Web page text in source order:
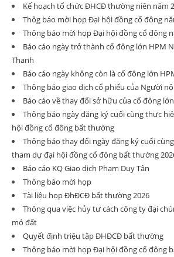
Kế hoạch tổ chức ĐHCĐ thường niên năm
Thôg báo mời họp Đại hội đồng cổ đông
Thông báo mời họp Đại hội đồng cổ đông
Báo cáo ngày trở thành cổ đông lớn HPM
Thanh
Báo cáo ngày không còn là cổ đông lớn
Thông báo giao dịch cổ phiếu của Người
Báo cáo về thay đổi sở hữu của cổ đông
Thông báo ngày đăng ký cuối cùng thực
hội đồng cổ đông bất thường
Thông báo thay đổi ngày đăng ký cuối
tham dự đại hội đồng cổ đông bất thường
Báo cáo KQ Giao dịch Phạm Duy Tân
Thông báo mời họp
Tài liệu họp ĐhĐCĐ bất thường 2026
Thông qua việc hủy tư cách công ty đại
mỏ đất
Quyết định triệu tập ĐHĐCĐ bất thường
Thông báo mời họp Đại hội đồng cổ đông